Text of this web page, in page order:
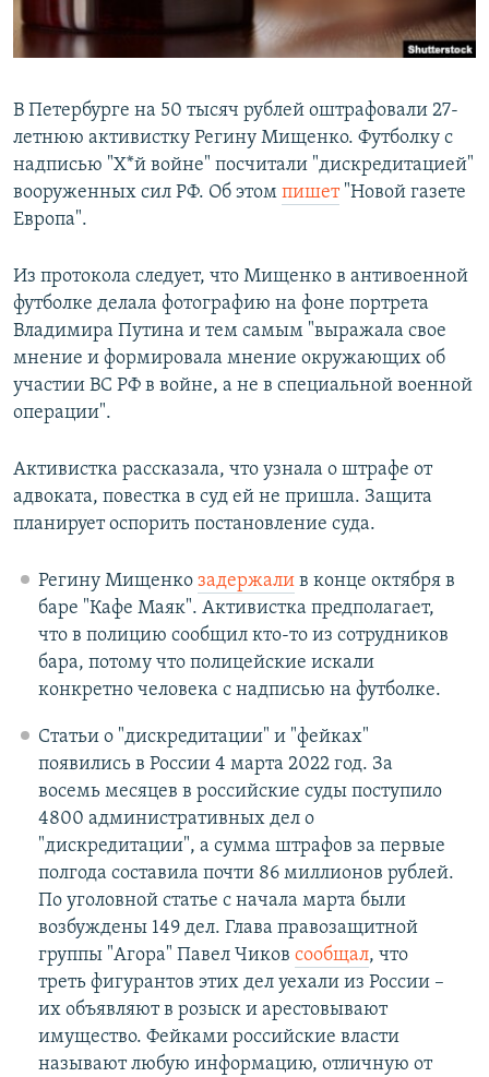
Все сайты РСЕ/РС
В Петербурге на 50 тысяч рублей оштрафовали 27-
летнюю активистку Регину Мищенко. Футболку с
надписью "Х*й войне" посчитали "дискредитацией"
вооруженных сил РФ. Об этом пишет"Новой газете
Европа".
Из протокола следует, что Мищенко в антивоенной
футболке делала фотографию на фоне портрета
Владимира Путина и тем самым "выражала свое
мнение и формировала мнение окружающих об
участии ВС РФ в войне, а не в специальной военной
операции".
Активистка рассказала, что узнала о штрафе от
адвоката, повестка в суд ей не пришла. Защита
планирует оспорить постановление суда.
Регину Мищенко задержалив конце октября в
баре "Кафе Маяк". Активистка предполагает,
что в полицию сообщил кто-то из сотрудников
бара, потому что полицейские искали
конкретно человека с надписью на футболке.
Статьи о "дискредитации" и "фейках"
появились в России 4 марта 2022 год. За
восемь месяцев в российские суды поступило
4800 административных дел о
"дискредитации", а сумма штрафов за первые
полгода составила почти 86 миллионов рублей.
По уголовной статье с начала марта были
возбуждены 149 дел. Глава правозащитной
группы "Агора" Павел Чиков сообщал, что
треть фигурантов этих дел уехали из России –
их объявляют в розыск и арестовывают
имущество. Фейками российские власти
называют любую информацию, отличную от